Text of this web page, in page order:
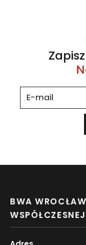
BWA
WSPÓŁCZESNEJ